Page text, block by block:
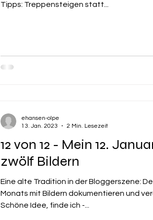
Tipps: Treppensteigen statt...
12 von 12 - Mein 12.
zwölf Bildern
Eine alte Tradition in der Bloggerszene:
Monats mit Bildern dokumentieren und
Schöne Idee, finde ich -...
ehansen-olpe
13. Jan. 2023
2 Min. Lesezeit